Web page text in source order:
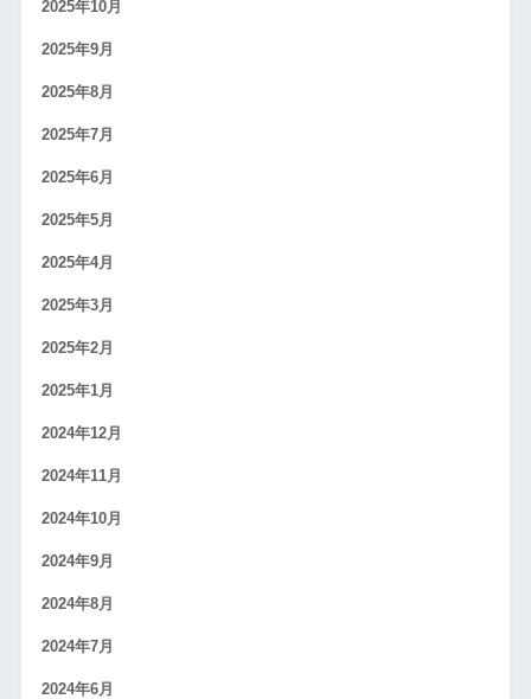
2025年10月
2025年9月
2025年8月
2025年7月
2025年6月
2025年5月
2025年4月
2025年3月
2025年2月
2025年1月
2024年12月
2024年11月
2024年10月
2024年9月
2024年8月
2024年7月
2024年6月